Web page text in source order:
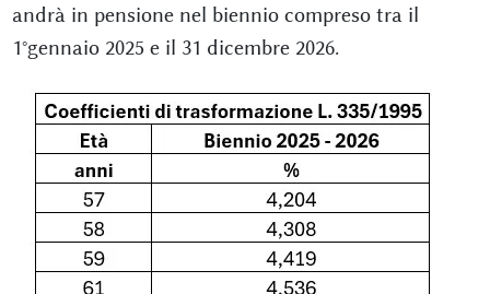
andrà in pensione nel biennio compreso tra il
1°gennaio 2025 e il 31 dicembre 2026.